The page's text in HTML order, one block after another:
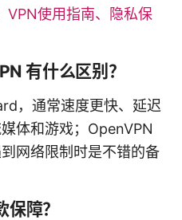
VPN使用指南、隐私保
有什么区别？
，通常速度更快、延迟
体和游戏；OpenVPN
网络限制时是不错的备
障？